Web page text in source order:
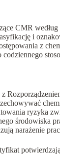
CMR
i
z
ryzyka
środowiska
narażenie